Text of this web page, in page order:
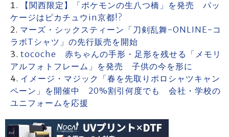
【関西限定】「ポケモンの生八つ橋」を発売 パッ
ケージはピカチュウin京都!?
マーズ・シックスティーン「刀剣乱舞-ONLINE-コ
ラボTシャツ」の先行販売を開始
tocoche 赤ちゃんの手形・足形を残せる「メモリ
アルフォトフレーム」を発売 子供の今を形に
イメージ・マジック「春を先取りポロシャツキャン
ペーン」を開催中 20%割引何度でも 会社・学校の
ユニフォームを応援